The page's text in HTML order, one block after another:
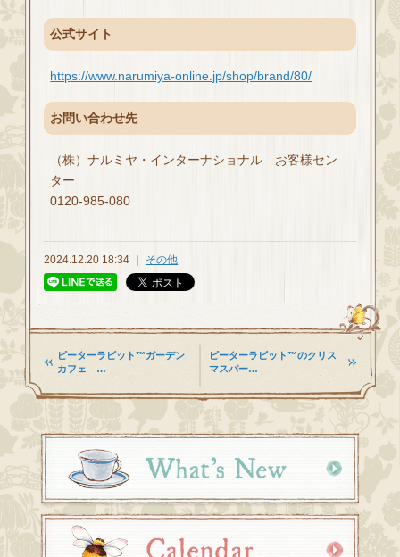
公式サイト
https://www.narumiya-online.jp/shop/brand/80/
お問い合わせ先
（株）ナルミヤ・インターナショナル お客様セン
ター
0120-985-080
2024.12.20 18:34 ｜ その他
ピーターラビット™ガーデン
カフェ …
ピーターラビット™のクリス
マスパー…